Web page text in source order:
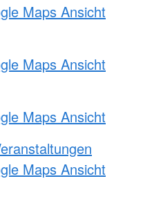
Maps Ansicht
Maps Ansicht
Maps Ansicht
Maps Ansicht